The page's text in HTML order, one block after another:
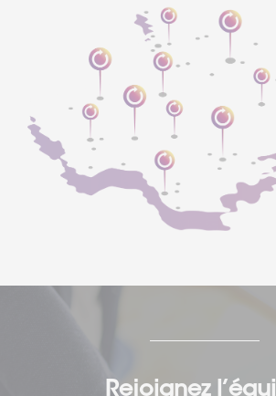
Rejoignez